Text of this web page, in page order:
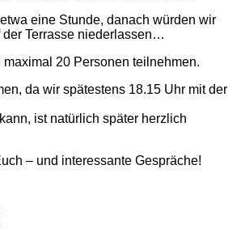
eine Stunde, danach würden wir
der Terrasse niederlassen…
20 Personen teilnehmen.
da wir spätestens 18.15 Uhr mit der
ist natürlich später herzlich
– und interessante Gespräche!